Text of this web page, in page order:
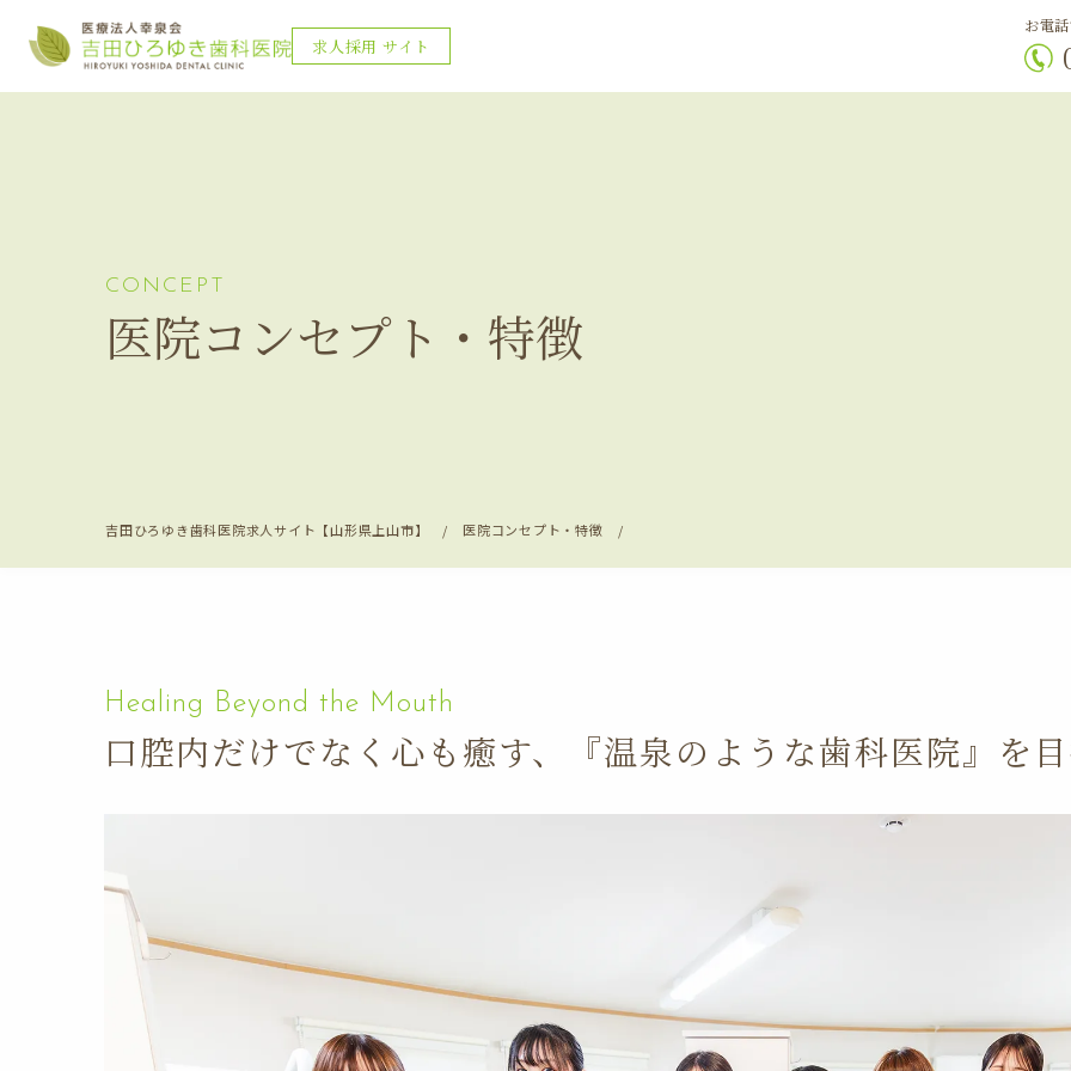
求人採用 サイト
お電
CONCEPT
医院コンセプト・特徴
吉田ひろゆき歯科医院求人サイト【山形県上山市】 医院コンセプト・特徴
口腔内だけでなく心も癒す、『温泉のような歯科医院』を